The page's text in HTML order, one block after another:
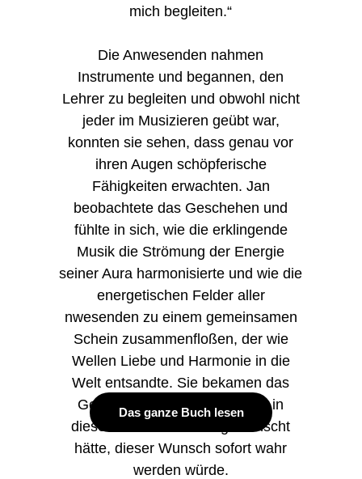
mich begleiten.“
Die Anwesenden nahmen
Instrumente und begannen, den
Lehrer zu begleiten und obwohl nicht
jeder im Musizieren geübt war,
konnten sie sehen, dass genau vor
ihren Augen schöpferische
Fähigkeiten erwachten. Jan
beobachtete das Geschehen und
fühlte in sich, wie die erklingende
Musik die Strömung der Energie
seiner Aura harmonisierte und wie die
energetischen Felder aller
nwesenden zu einem gemeinsamen
Schein zusammenfloßen, der wie
Wellen Liebe und Harmonie in die
Welt entsandte. Sie bekamen das
Gefühl, dass, wenn sich jeder in
diesem Moment etwas gewünscht
hätte, dieser Wunsch sofort wahr
werden würde.
Das ganze Buch lesen